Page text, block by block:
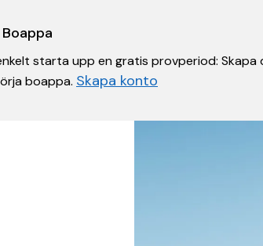
starta upp en gratis provperiod:
boappa. Skapa konto